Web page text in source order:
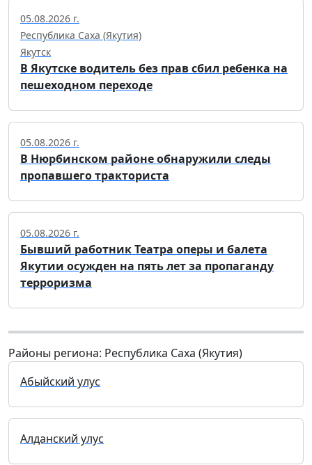
05.08.2026 г.
Республика Саха (Якутия)
Якутск
В Якутске водитель без прав сбил ребенка на
пешеходном переходе
05.08.2026 г.
В Нюрбинском районе обнаружили следы
пропавшего тракториста
05.08.2026 г.
Бывший работник Театра оперы и балета
Якутии осужден на пять лет за пропаганду
терроризма
Районы региона: Республика Саха (Якутия)
Абыйский улус
Алданский улус